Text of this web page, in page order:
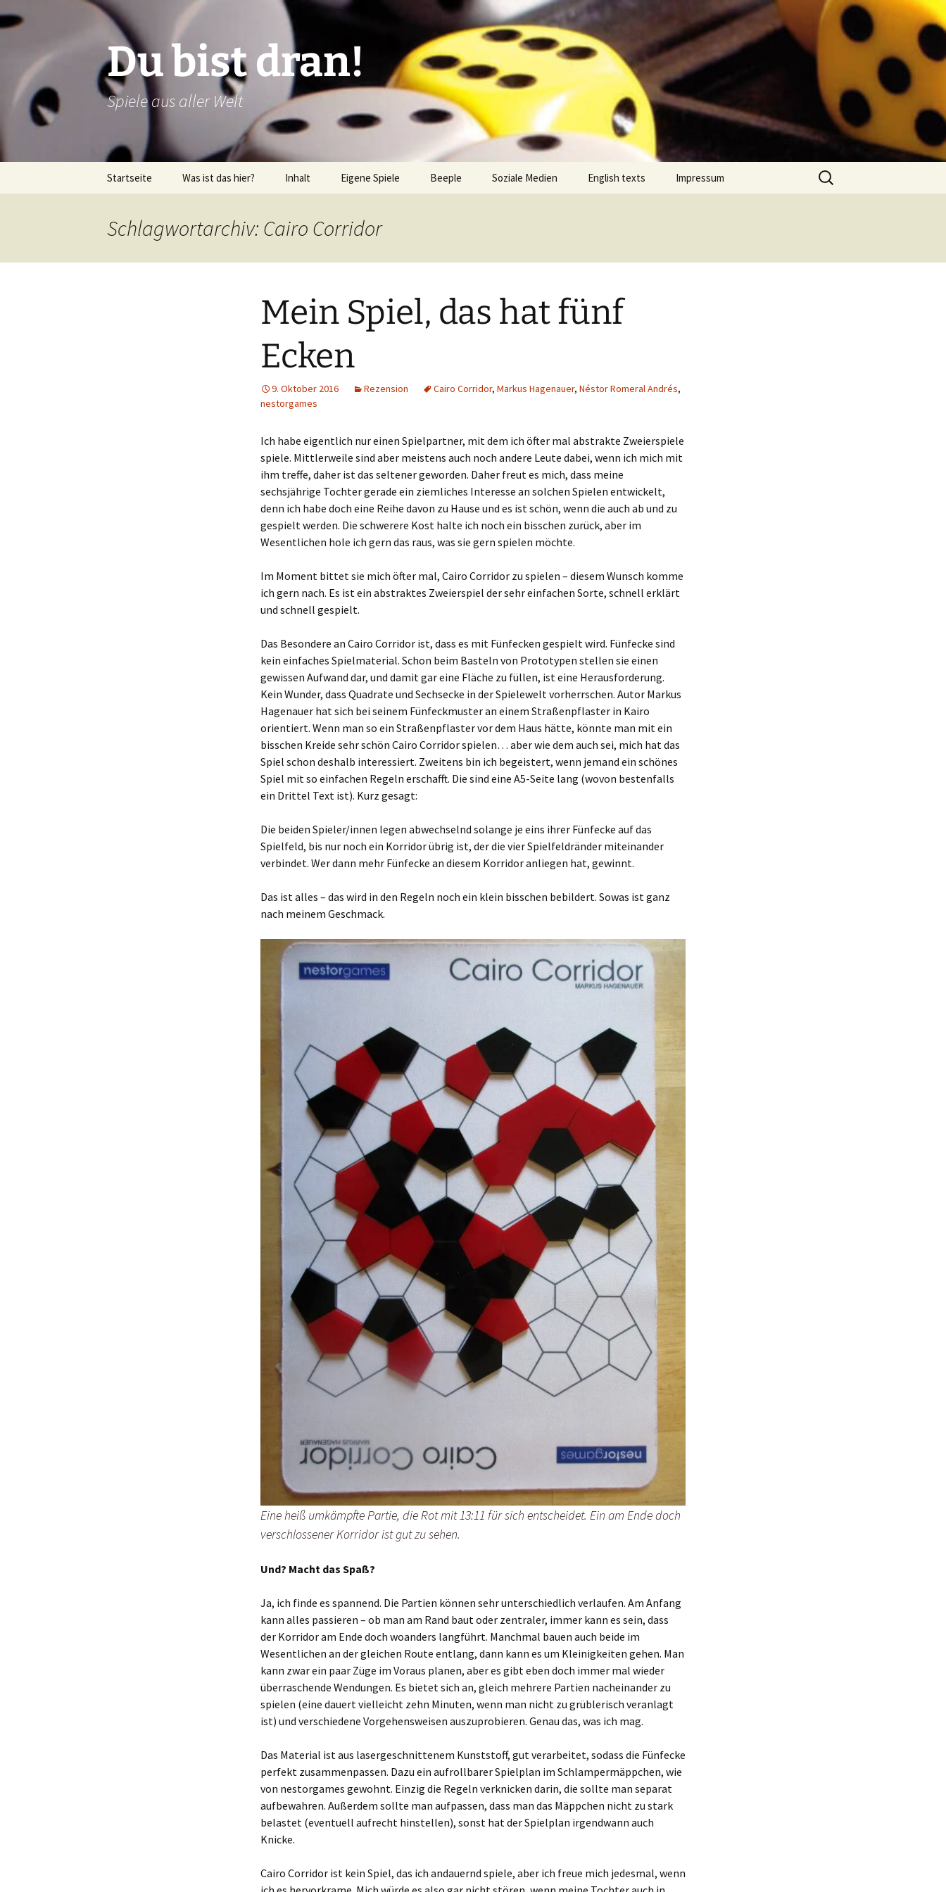
Inhalt
Du bist dran!
Spiele aus aller Welt
Startseite Was ist das hier? Inhalt
Verlagsliste Brasilien
Verlagsliste Kolumbien
Verlagsliste Mexiko
Verlagsliste Peru
Verlagsliste Venezuela
Eigene Spiele
Pari
Schiebung
Topfrosch
toi!
Unveröffentlichte Spiele
Beeple Soziale Medien English texts
Textos em Português
Impressum
Suchen
nach:
Schlagwortarchiv: Cairo Corridor
Mein Spiel, das hat fünf
Ecken
9. Oktober 2016 Rezension Cairo Corridor, Markus Hagenauer, Néstor Romeral Andrés,
nestorgames
Ich habe eigentlich nur einen Spielpartner, mit dem ich öfter mal abstrakte Zweierspiele
spiele. Mittlerweile sind aber meistens auch noch andere Leute dabei, wenn ich mich mit
ihm treffe, daher ist das seltener geworden. Daher freut es mich, dass meine
sechsjährige Tochter gerade ein ziemliches Interesse an solchen Spielen entwickelt,
denn ich habe doch eine Reihe davon zu Hause und es ist schön, wenn die auch ab und zu
gespielt werden. Die schwerere Kost halte ich noch ein bisschen zurück, aber im
Wesentlichen hole ich gern das raus, was sie gern spielen möchte.
Im Moment bittet sie mich öfter mal, Cairo Corridor zu spielen – diesem Wunsch komme
ich gern nach. Es ist ein abstraktes Zweierspiel der sehr einfachen Sorte, schnell erklärt
und schnell gespielt.
Das Besondere an Cairo Corridor ist, dass es mit Fünfecken gespielt wird. Fünfecke sind
kein einfaches Spielmaterial. Schon beim Basteln von Prototypen stellen sie einen
gewissen Aufwand dar, und damit gar eine Fläche zu füllen, ist eine Herausforderung.
Kein Wunder, dass Quadrate und Sechsecke in der Spielewelt vorherrschen. Autor Markus
Hagenauer hat sich bei seinem Fünfeckmuster an einem Straßenpflaster in Kairo
orientiert. Wenn man so ein Straßenpflaster vor dem Haus hätte, könnte man mit ein
bisschen Kreide sehr schön Cairo Corridor spielen… aber wie dem auch sei, mich hat das
Spiel schon deshalb interessiert. Zweitens bin ich begeistert, wenn jemand ein schönes
Spiel mit so einfachen Regeln erschafft. Die sind eine A5-Seite lang (wovon bestenfalls
ein Drittel Text ist). Kurz gesagt:
Die beiden Spieler/innen legen abwechselnd solange je eins ihrer Fünfecke auf das
Spielfeld, bis nur noch ein Korridor übrig ist, der die vier Spielfeldränder miteinander
verbindet. Wer dann mehr Fünfecke an diesem Korridor anliegen hat, gewinnt.
Das ist alles – das wird in den Regeln noch ein klein bisschen bebildert. Sowas ist ganz
nach meinem Geschmack.
Eine heiß umkämpfte Partie, die Rot mit 13:11 für sich entscheidet. Ein am Ende doch
verschlossener Korridor ist gut zu sehen.
Und? Macht das Spaß?
Ja, ich finde es spannend. Die Partien können sehr unterschiedlich verlaufen. Am Anfang
kann alles passieren – ob man am Rand baut oder zentraler, immer kann es sein, dass
der Korridor am Ende doch woanders langführt. Manchmal bauen auch beide im
Wesentlichen an der gleichen Route entlang, dann kann es um Kleinigkeiten gehen. Man
kann zwar ein paar Züge im Voraus planen, aber es gibt eben doch immer mal wieder
überraschende Wendungen. Es bietet sich an, gleich mehrere Partien nacheinander zu
spielen (eine dauert vielleicht zehn Minuten, wenn man nicht zu grüblerisch veranlagt
ist) und verschiedene Vorgehensweisen auszuprobieren. Genau das, was ich mag.
Das Material ist aus lasergeschnittenem Kunststoff, gut verarbeitet, sodass die Fünfecke
perfekt zusammenpassen. Dazu ein aufrollbarer Spielplan im Schlampermäppchen, wie
von nestorgames gewohnt. Einzig die Regeln verknicken darin, die sollte man separat
aufbewahren. Außerdem sollte man aufpassen, dass man das Mäppchen nicht zu stark
belastet (eventuell aufrecht hinstellen), sonst hat der Spielplan irgendwann auch
Knicke.
Cairo Corridor ist kein Spiel, das ich andauernd spiele, aber ich freue mich jedesmal, wenn